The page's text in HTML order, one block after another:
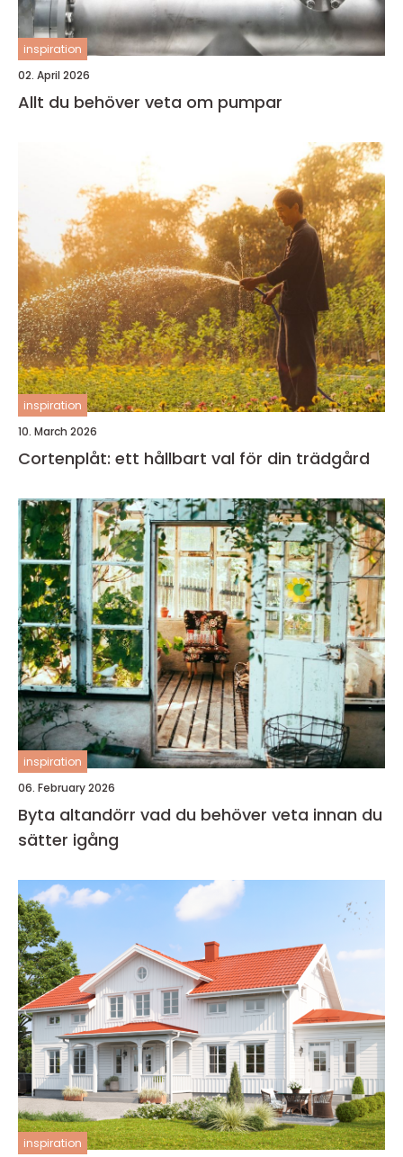
inspiration
02. April 2026
Allt du behöver veta om pumpar
inspiration
10. March 2026
Cortenplåt: ett hållbart val för din trädgård
inspiration
06. February 2026
Byta altandörr vad du behöver veta innan du
sätter igång
inspiration